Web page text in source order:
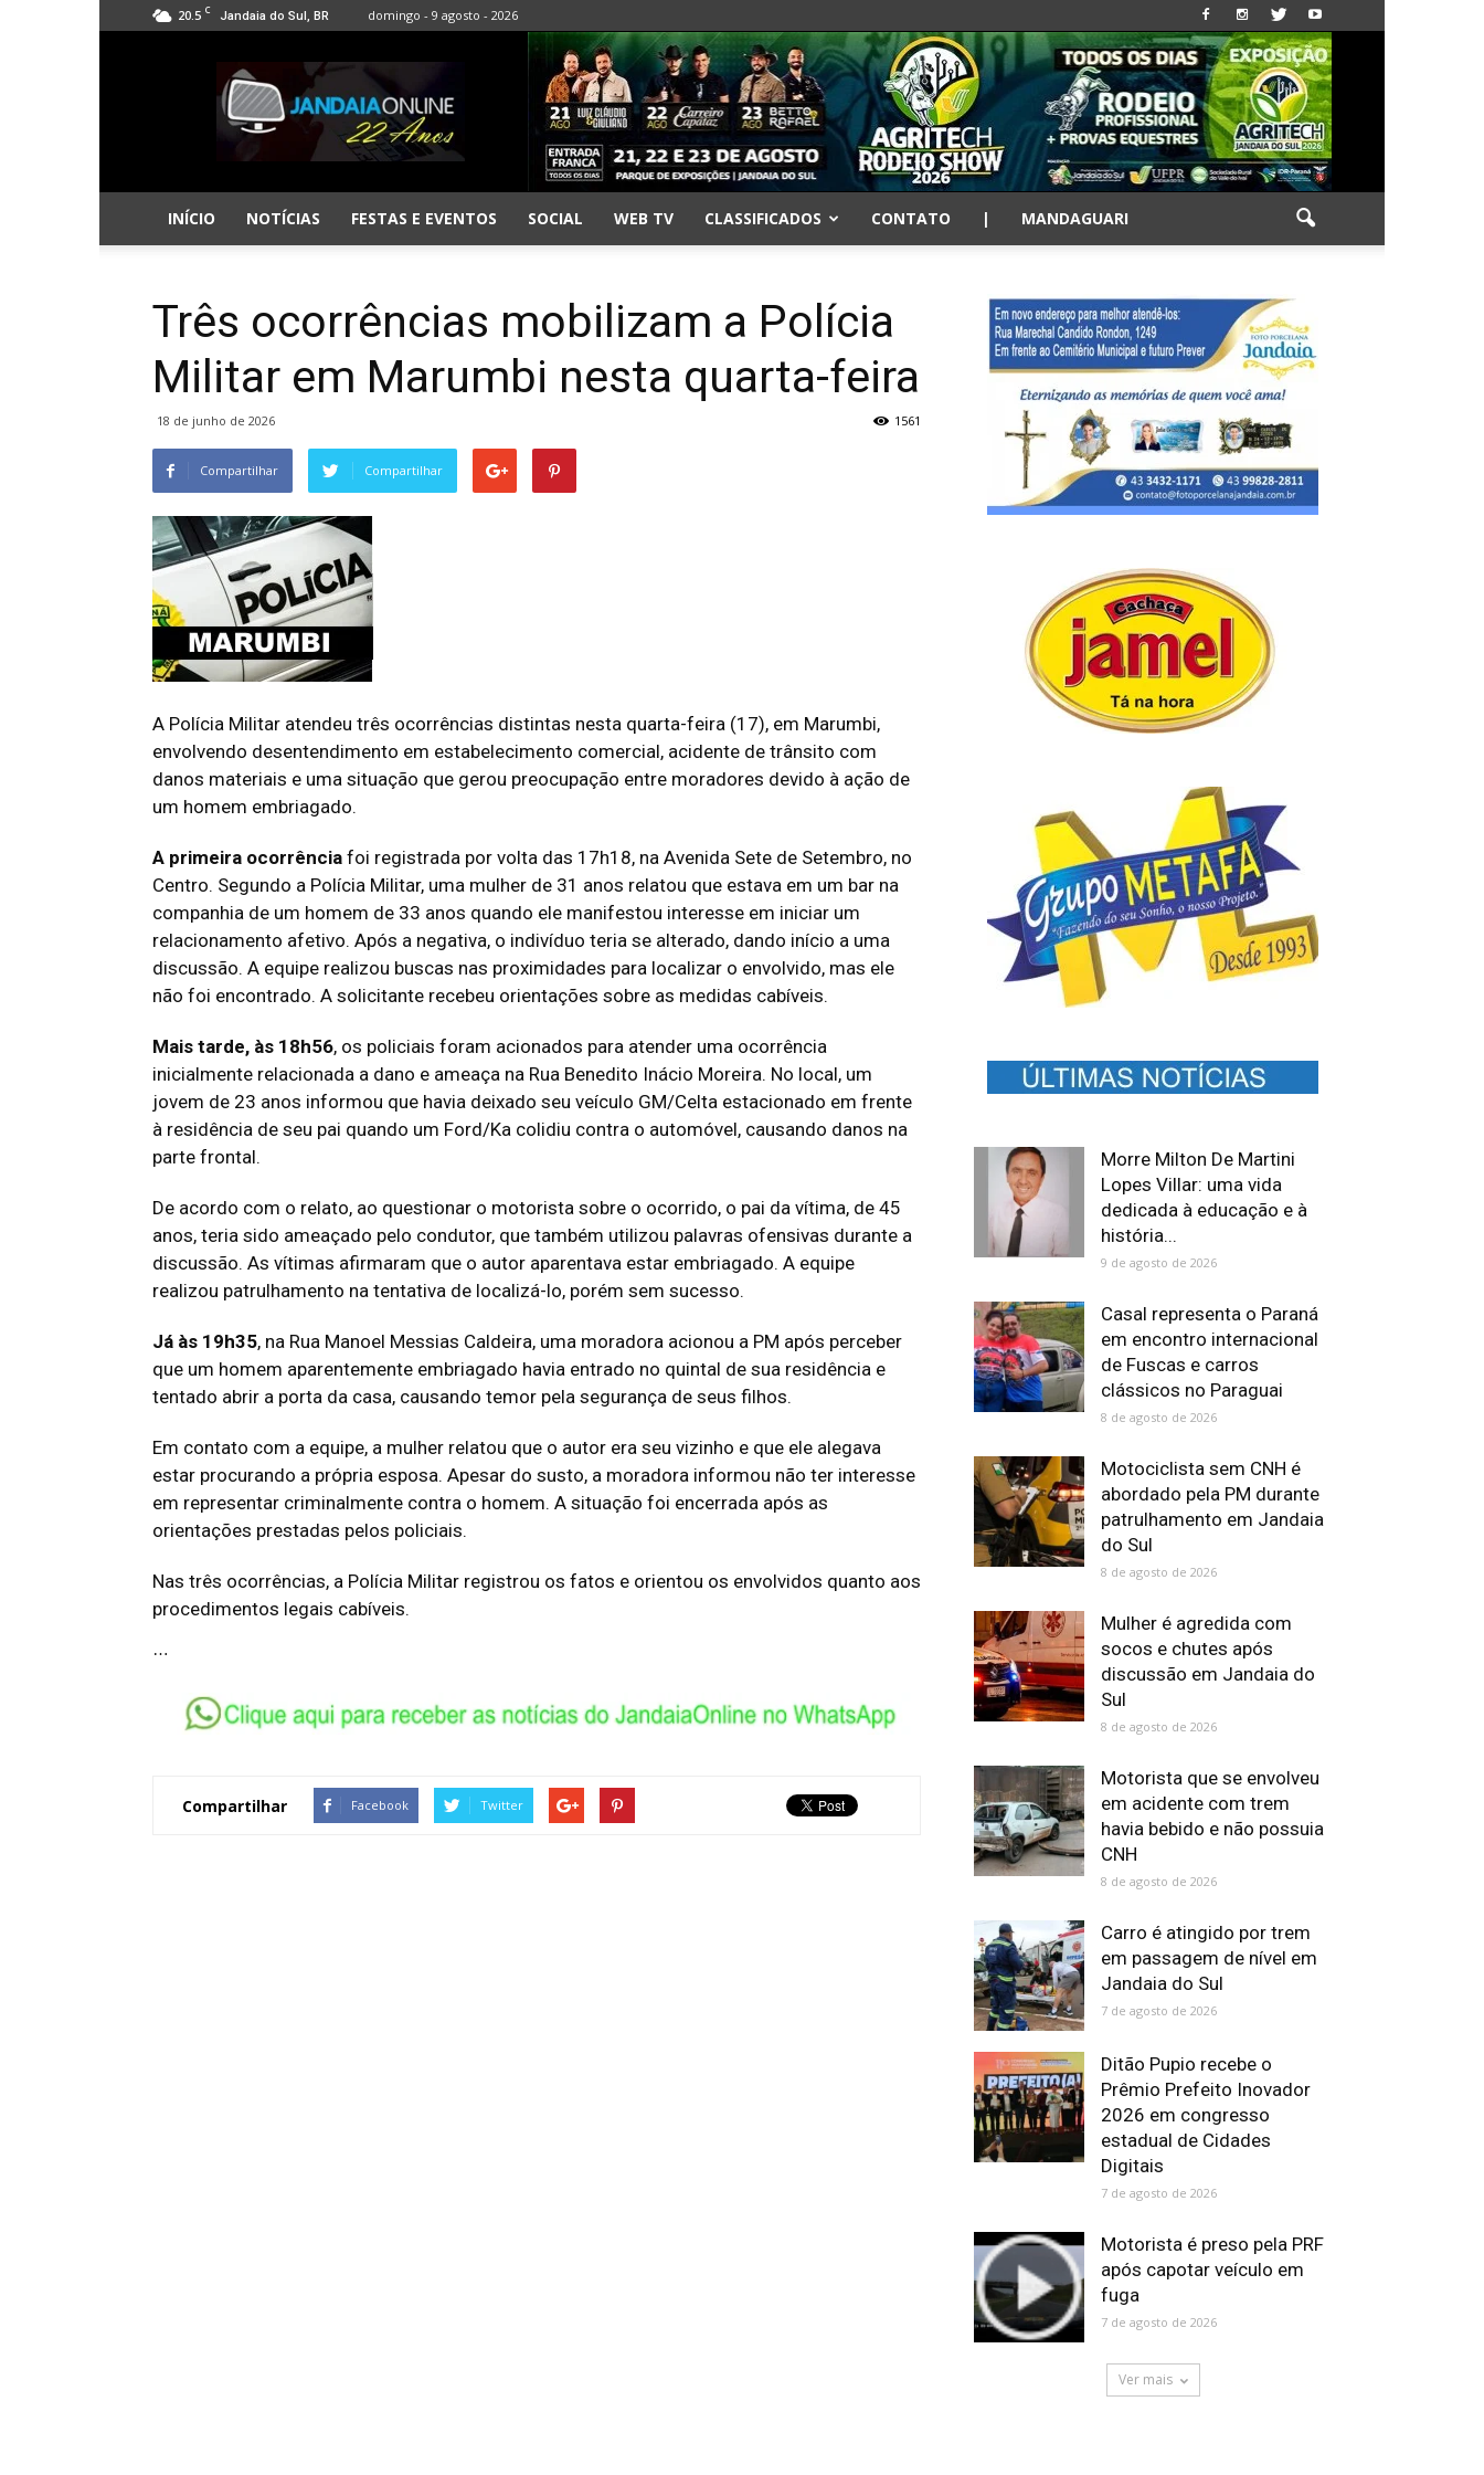
20.5 C Jandaia do Sul, BR domingo - 9 agosto - 2026
Jandaia
Online
INÍCIO NOTÍCIAS FESTAS E EVENTOS SOCIAL WEB TV CLASSIFICADOS CONTATO | MANDAGUARI
Três ocorrências mobilizam a Polícia
Militar em Marumbi nesta quarta-feira
18 de junho de 2026 1561
Compartilhar Compartilhar
A Polícia Militar atendeu três ocorrências distintas nesta quarta-feira (17), em Marumbi,
envolvendo desentendimento em estabelecimento comercial, acidente de trânsito com
danos materiais e uma situação que gerou preocupação entre moradores devido à ação de
um homem embriagado.
A primeira ocorrência foi registrada por volta das 17h18, na Avenida Sete de Setembro, no
Centro. Segundo a Polícia Militar, uma mulher de 31 anos relatou que estava em um bar na
companhia de um homem de 33 anos quando ele manifestou interesse em iniciar um
relacionamento afetivo. Após a negativa, o indivíduo teria se alterado, dando início a uma
discussão. A equipe realizou buscas nas proximidades para localizar o envolvido, mas ele
não foi encontrado. A solicitante recebeu orientações sobre as medidas cabíveis.
Mais tarde, às 18h56, os policiais foram acionados para atender uma ocorrência
inicialmente relacionada a dano e ameaça na Rua Benedito Inácio Moreira. No local, um
jovem de 23 anos informou que havia deixado seu veículo GM/Celta estacionado em frente
à residência de seu pai quando um Ford/Ka colidiu contra o automóvel, causando danos na
parte frontal.
De acordo com o relato, ao questionar o motorista sobre o ocorrido, o pai da vítima, de 45
anos, teria sido ameaçado pelo condutor, que também utilizou palavras ofensivas durante a
discussão. As vítimas afirmaram que o autor aparentava estar embriagado. A equipe
realizou patrulhamento na tentativa de localizá-lo, porém sem sucesso.
Já às 19h35, na Rua Manoel Messias Caldeira, uma moradora acionou a PM após perceber
que um homem aparentemente embriagado havia entrado no quintal de sua residência e
tentado abrir a porta da casa, causando temor pela segurança de seus filhos.
Em contato com a equipe, a mulher relatou que o autor era seu vizinho e que ele alegava
estar procurando a própria esposa. Apesar do susto, a moradora informou não ter interesse
em representar criminalmente contra o homem. A situação foi encerrada após as
orientações prestadas pelos policiais.
Nas três ocorrências, a Polícia Militar registrou os fatos e orientou os envolvidos quanto aos
procedimentos legais cabíveis.
…
Compartilhar Facebook Twitter
Morre Milton De Martini
Lopes Villar: uma vida
dedicada à educação e à
história...
9 de agosto de 2026
Casal representa o Paraná
em encontro internacional
de Fuscas e carros
clássicos no Paraguai
8 de agosto de 2026
Motociclista sem CNH é
abordado pela PM durante
patrulhamento em Jandaia
do Sul
8 de agosto de 2026
Mulher é agredida com
socos e chutes após
discussão em Jandaia do
Sul
8 de agosto de 2026
Motorista que se envolveu
em acidente com trem
havia bebido e não possuia
CNH
8 de agosto de 2026
Carro é atingido por trem
em passagem de nível em
Jandaia do Sul
7 de agosto de 2026
Ditão Pupio recebe o
Prêmio Prefeito Inovador
2026 em congresso
estadual de Cidades
Digitais
7 de agosto de 2026
Motorista é preso pela PRF
após capotar veículo em
fuga
7 de agosto de 2026
Ver mais